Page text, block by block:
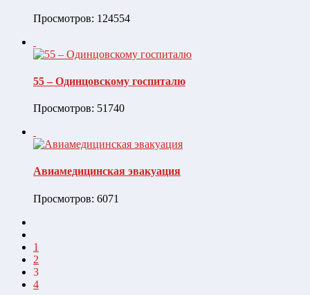
Просмотров: 124554
55 – Одинцовскому госпиталю
Просмотров: 51740
Авиамедицинская эвакуация
Просмотров: 6071
1
2
3
4